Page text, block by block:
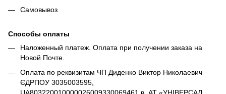
Самовывоз
Способы оплаты
Наложенный платеж. Оплата при получении заказа на
Новой Почте.
Оплата по реквизитам ЧП Диденко Виктор Николаевич
ЄДРПОУ 3035003595,
UA803220010000026009330069461 в АТ «УНІВЕРСАЛ